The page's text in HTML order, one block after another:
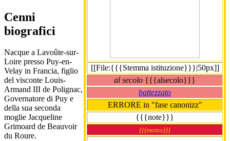
[[File:{{{Stemma istituzione}}}|50px]]
al secolo {{{alsecolo}}}
battezzato
ERRORE in "fase canonizz"
{{{note}}}
{{{motto}}}
Cenni
biografici
Nacque a Lavoûte-sur-
Loire presso Puy-en-
Velay in Francia, figlio
del visconte Louis-
Armand III de Polignac,
Governatore di Puy e
della sua seconda
moglie Jacqueline
Grimoard de Beauvoir
du Roure.